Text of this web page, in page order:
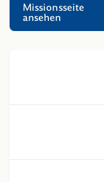
Missionsseite
ansehen